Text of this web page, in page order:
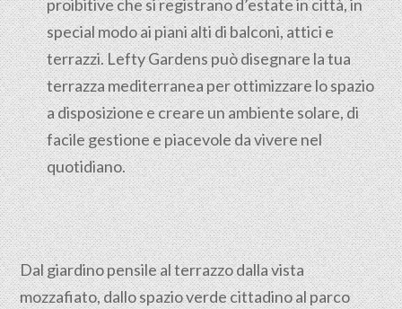
proibitive che si registrano d’estate in città, in
special modo ai piani alti di balconi, attici e
terrazzi. Lefty Gardens può disegnare la tua
terrazza mediterranea per ottimizzare lo spazio
a disposizione e creare un ambiente solare, di
facile gestione e piacevole da vivere nel
quotidiano.
Dal giardino pensile al terrazzo dalla vista
mozzafiato, dallo spazio verde cittadino al parco